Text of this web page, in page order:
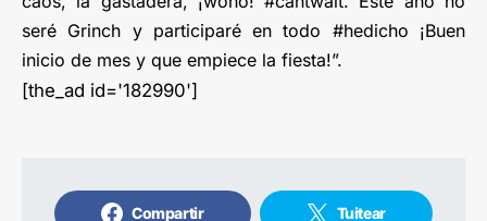
seré Grinch y participaré en todo #hedicho ¡Buen
inicio de mes y que empiece la fiesta!”.
[the_ad id='182990']
Compartir Tuitear